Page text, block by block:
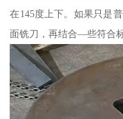
在145度上下。如果只是
面铣刀，再结合—些符合